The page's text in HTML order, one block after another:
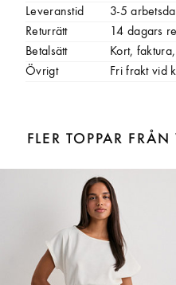
Leveranstid
3-5
Returrätt
14 dagars
Betalsätt
Kort,
Övrigt
Fri frakt vid
FLER TOPPAR